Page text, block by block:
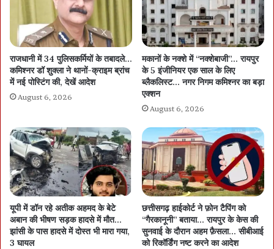
राजधानी में 34 पुलिसकर्मियों के तबादले…
कमिश्नर डॉ शुक्ला ने थानों-क्राइम ब्रांच
में नई पोस्टिंग की, देखें आदेश
August 6, 2026
मकानों के नक्शे में “नक्शेबाजी”… रायपुर
के 5 इंजीनियर एक साल के लिए
ब्लैकलिस्ट… नगर निगम कमिश्नर का बड़ा
एक्शन
August 6, 2026
यूपी में डॉन रहे अतीक अहमद के बेटे
अबान की भीषण सड़क हादसे में मौत…
झांसी के पास हादसे में दोस्त भी मारा गया,
3 घायल
छत्तीसगढ़ हाईकोर्ट ने फ़ोन टैपिंग को
“गैरकानूनी” बताया… रायपुर के केस की
सुनवाई के दौरान अहम फ़ैसला… सीबीआई
को रिकॉर्डिंग नष्ट करने का आदेश